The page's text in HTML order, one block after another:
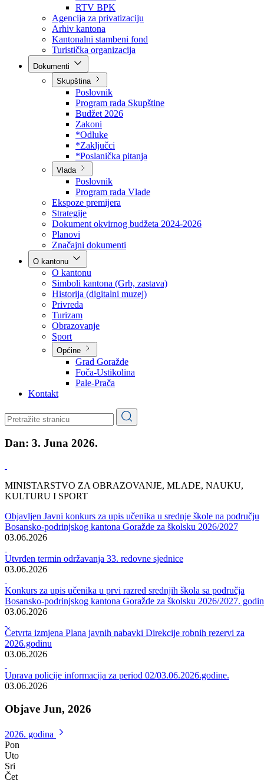
Direkcija za šumarstvo
Javna preduzeća
BPK šume
RTV BPK
Agencija za privatizaciju
Arhiv kantona
Kantonalni stambeni fond
Turistička organizacija
Skupština
Poslovnik
Program rada Skupštine
Budžet 2026
Zakoni
*Odluke
*Zaključci
*Poslanička pitanja
Vlada
Poslovnik
Program rada Vlade
Ekspoze premijera
Strategije
Dokument okvirnog budžeta 2024-2026
Planovi
Značajni dokumenti
O kantonu
O kantonu
Simboli kantona (Grb, zastava)
Historija (digitalni muzej)
Privreda
Turizam
Obrazovanje
Općine
Pale-Prača
Kontakt